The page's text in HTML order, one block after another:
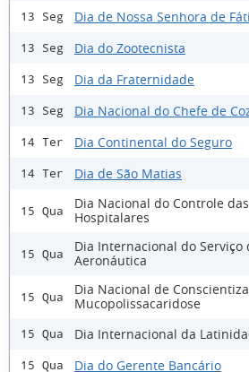
13 Seg Dia de Nossa Senhora de
13 Seg Dia do Zootecnista
13 Seg Dia da Fraternidade
13 Seg Dia Nacional do Chefe de
14 Ter Dia Continental do Seguro
14 Ter Dia de São Matias
15 Qua
Dia Nacional do Controle
Hospitalares
15 Qua
Dia Internacional do Serviço
Aeronáutica
15 Qua
Dia Nacional de
Mucopolissacaridose
15 Qua Dia Internacional da
15 Qua Dia do Gerente Bancário